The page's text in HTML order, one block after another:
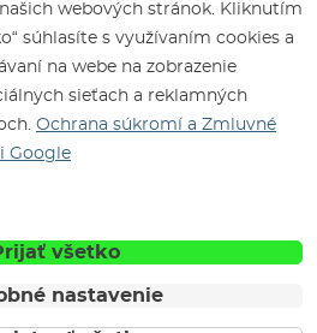
Vás od roku 1996
webových stránok. Kliknutím
súhlasíte s využívaním cookies a
na webe na zobrazenie
sieťach a reklamných
Ochrana súkromí a Zmluvné
Google
všetko
nastavenie